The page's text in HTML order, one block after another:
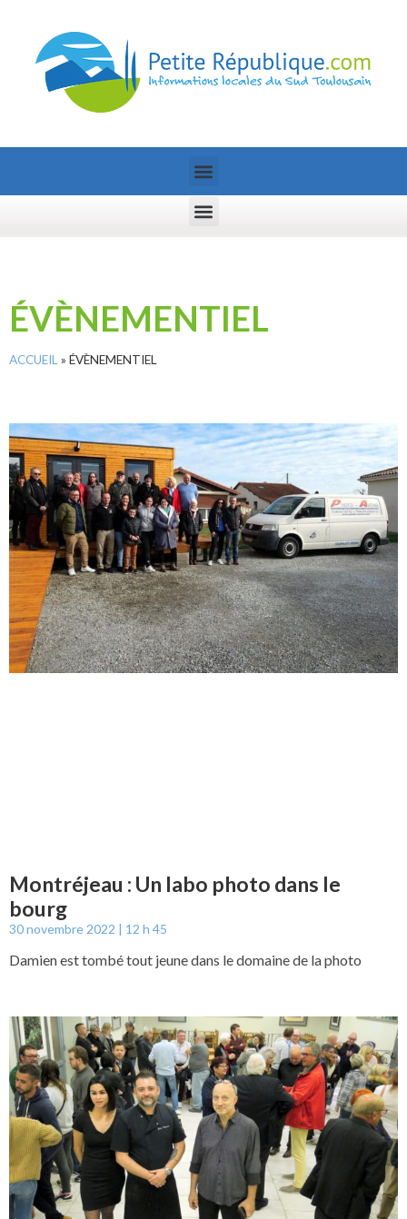
ÉVÈNEMENTIEL
ACCUEIL » ÉVÈNEMENTIEL
Montréjeau : Un labo photo dans le
bourg
30 novembre 2022 12 h 45
Damien est tombé tout jeune dans le domaine de la photo